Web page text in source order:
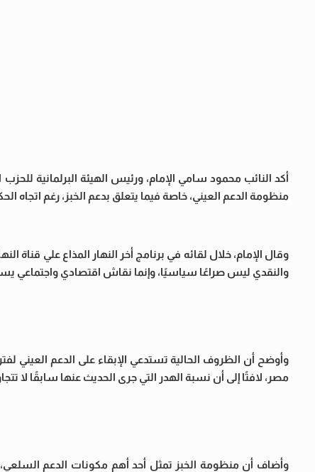
أكد النائب محمود سامي الإمام، ورئيس الهيئة البرلمانية
منظومة الدعم العيني، خاصة فيما يتعلق بدعم الخبز، رغم اتجاه
وقال الإمام، خلال لقائه في برنامج أخر النهار المذاع علي قناة
والنقدي ليس صراعًا سياسيًا، وإنما نقاش اقتصادي واجتماعي
وأوضح أن الظروف الحالية تستدعي الإبقاء على الدعم العيني
مصر، لافتًا إلى أن نسبة الهدر التي جرى الحديث عنها سابقًا لا تتجاوز 15%، وهو ما يعني أن المنظومة تحقق نجاحًا يقترب من